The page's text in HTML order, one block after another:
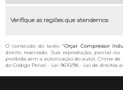
Verifique as regiões que atendemos
O conteúdo do texto "Orçar Compressor
direito reservado. Sua reprodução, parcial
proibida sem a autorização do autor. Crime
do Código Penal – Lei 9610/98 - Lei de direitos